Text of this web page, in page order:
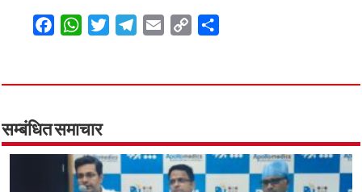
e
o
o
W
t
A
p
p
t
r
e
a
m
i
y
n
k
r
सम्बंधित समाचार